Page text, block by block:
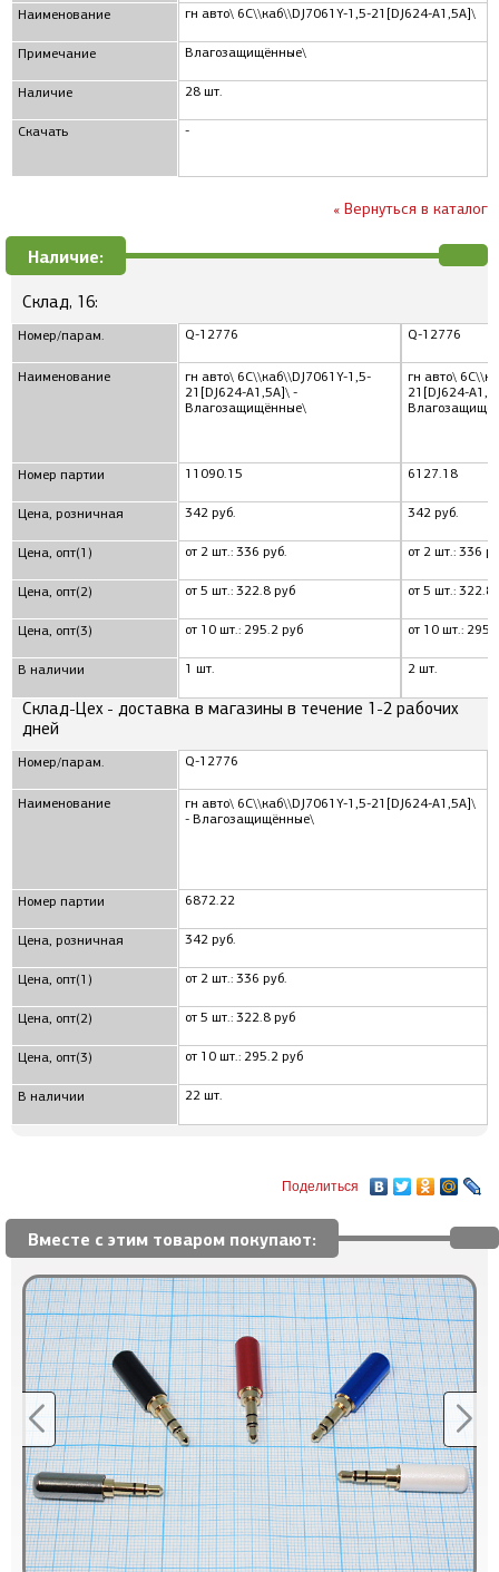
Наименование
Примечание
Наличие
Скачать
гн авто\ 6C\\каб\\DJ7061Y-1,5-21[DJ624-A1,5A]\
Влагозащищённые\
28 шт.
-
« Вернуться в каталог
Наличие:
Склад, 16:
Номер/парам.
Наименование
Номер партии
Цена, розничная
Цена, опт(1)
Цена, опт(2)
Цена, опт(3)
В наличии
Q-12776
гн авто\ 6C\\каб\\DJ7061Y-1,5-
21[DJ624-A1,5A]\ -
Влагозащищённые\
11090.15
342 руб.
от 2 шт.: 336 руб.
от 5 шт.: 322.8 руб
от 10 шт.: 295.2 руб
1 шт.
Q-12776
гн авто\
21[DJ624-
6127.18
342 руб.
от 2 шт.: 336
от 5 шт.: 322.8
от 10 шт.:
2 шт.
Склад-Цех - доставка в магазины в течение 1-2 рабочих
дней
Номер/парам.
Наименование
Номер партии
Цена, розничная
Цена, опт(1)
Цена, опт(2)
Цена, опт(3)
В наличии
Q-12776
гн авто\ 6C\\каб\\DJ7061Y-1,5-21[DJ624-A1,5A]\
- Влагозащищённые\
6872.22
342 руб.
от 2 шт.: 336 руб.
от 5 шт.: 322.8 руб
от 10 шт.: 295.2 руб
22 шт.
Поделиться
Вместе с этим товаром покупают: